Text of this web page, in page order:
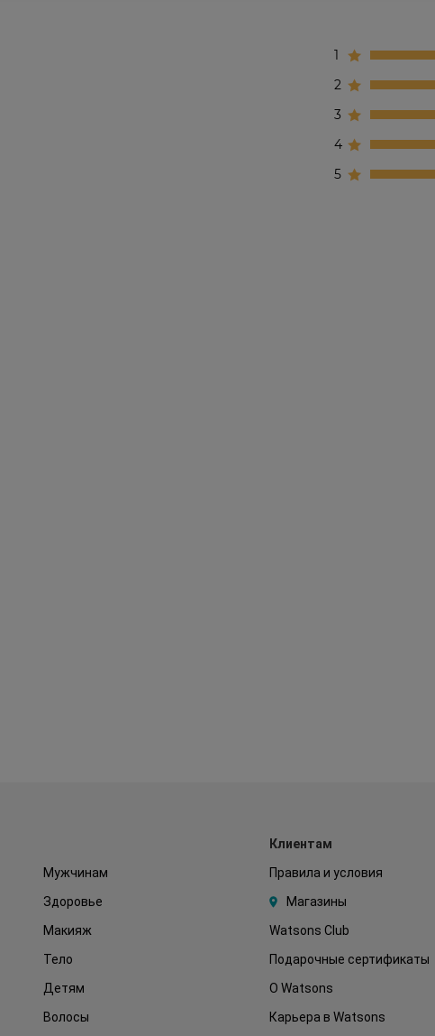
1
2
3
4
5
Мужчинам
Здоровье
Макияж
Тело
Детям
Волосы
Клиентам
Правила и условия
Магазины
Watsons Club
Подарочные сертификаты
О Watsons
Карьера в Watsons